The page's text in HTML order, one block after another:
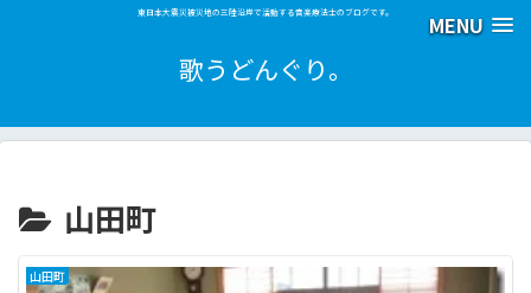
MENU
東日本大震災被災地の三陸沿岸で活動する音楽療法士のブログです。
歌うどんぐり。
山田町
山田町